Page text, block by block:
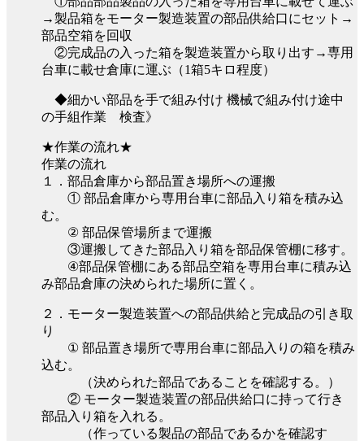
→製品箱をモーター製造装置の部品供給口にセット→
部品空箱を回収
②完成品の入った箱を製造装置から取り出す→専用
台車に載せ倉庫に運ぶ（1箱5キロ程度）
◆細かい部品を手で組み付け 機械で組み付け途中
の手組作業 検査》
★作業の流れ★
作業の流れ
１．部品倉庫から部品置き場所への運搬
① 部品倉庫から専用台車に部品入り箱を積み込
む。
② 部品保管場所まで運搬
③運搬してきた部品入り箱を部品保管棚に移す。
④部品保管棚にある部品空箱を専用台車に積み込
み部品倉庫の決められた場所に置く。
２．モーター製造装置への部品供給と完成品の引き取
り
① 部品置き場所で専用台車に部品入りの箱を積み
込む。
（決められた部品であることを確認する。）
② モーター製造装置の部品供給口に持って行き
部品入り箱を入れる。
（作っている製品の部品であるかを確認す